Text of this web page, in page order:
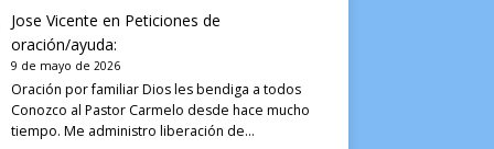
Jose Vicente en Peticiones de
oración/ayuda:
9 de mayo de 2026
Oración por familiar Dios les bendiga a todos
Conozco al Pastor Carmelo desde hace mucho
tiempo. Me administro liberación de…